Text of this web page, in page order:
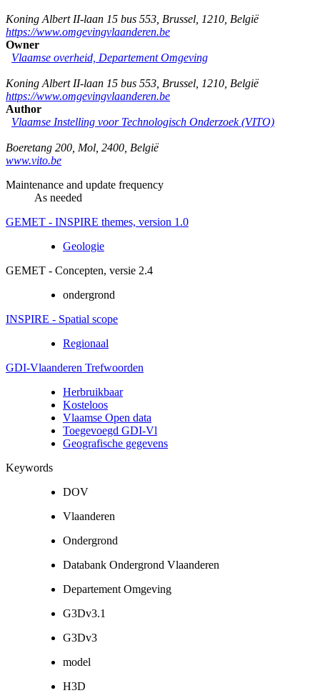
Koning Albert II-laan 15 bus 553 Brussel 1210 België
https://www.omgevingvlaanderen.be
Owner
Vlaamse overheid, Departement Omgeving
Koning Albert II-laan 15 bus 553 Brussel 1210 België
https://www.omgevingvlaanderen.be
Author
Vlaamse Instelling voor Technologisch Onderzoek (VITO)
Boeretang 200 Mol 2400 België
www.vito.be
Maintenance and update frequency
As needed
GEMET - INSPIRE themes, version 1.0
Geologie
GEMET - Concepten, versie 2.4
ondergrond
INSPIRE - Spatial scope
Regionaal
GDI-Vlaanderen Trefwoorden
Herbruikbaar
Kosteloos
Vlaamse Open data
Toegevoegd GDI-Vl
Geografische gegevens
Keywords
DOV
Vlaanderen
Ondergrond
Databank Ondergrond Vlaanderen
Departement Omgeving
G3Dv3.1
G3Dv3
model
H3D